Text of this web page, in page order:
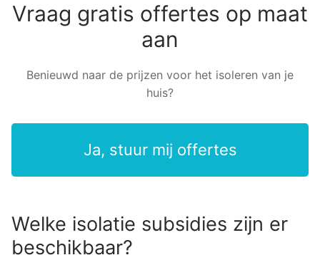
Vraag gratis offertes op maat
aan
Benieuwd naar de prijzen voor het isoleren van je
huis?
Ja, stuur mij offertes
Welke isolatie subsidies zijn er
beschikbaar?